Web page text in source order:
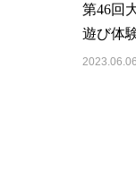
第46回
遊び体
2023.06.06